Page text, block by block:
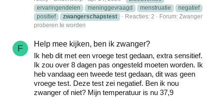
ervaringendelen
meninggevraagd menstruatie
negatief
positief
zwangerschapstest Reacties: 2 Forum: Zwanger
proberen te worden
F
Help mee kijken, ben ik zwanger?
Ik heb dit met een vroege test gedaan, extra sensitief.
Ik zou over 8 dagen pas ongesteld moeten worden. Ik
heb vandaag een tweede test gedaan, dit was geen
vroege test. Deze test zei negatief. Ben ik nou
zwanger of niet? Mijn temperatuur is nu 37,9